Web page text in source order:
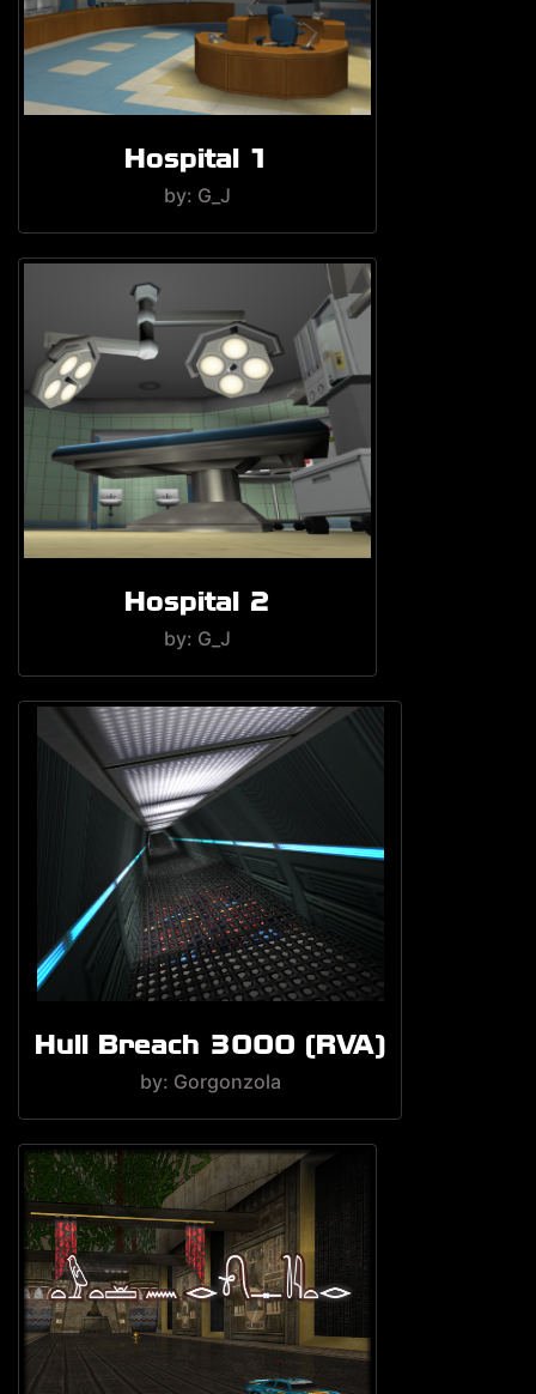
Hospital 1
by: G_J
Hospital 2
by: G_J
Hull Breach 3000 (RVA)
by: Gorgonzola